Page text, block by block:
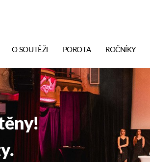
O SOUTĚŽI POROTA ROČNÍKY